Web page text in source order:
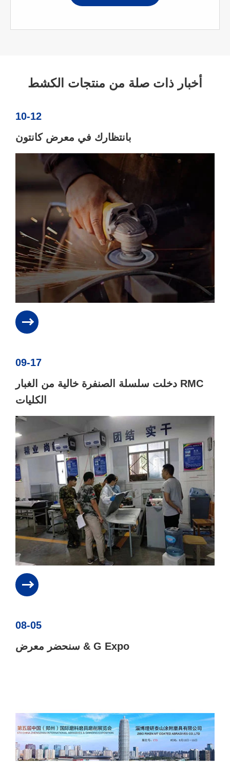
أخبار ذات صلة من منتجات الكشط
10-12
بانتظارك في معرض كانتون
09-17
دخلت سلسلة الصنفرة خالية من الغبار RMC
الكليات
08-05
سنحضر معرض & G Expo